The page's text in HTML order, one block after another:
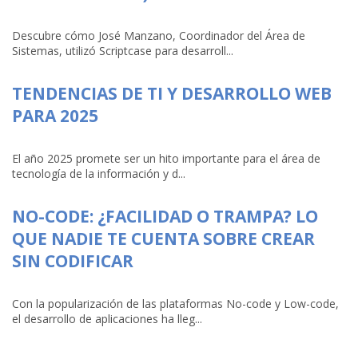
Descubre cómo José Manzano, Coordinador del Área de
Sistemas, utilizó Scriptcase para desarroll...
TENDENCIAS DE TI Y DESARROLLO WEB
PARA 2025
El año 2025 promete ser un hito importante para el área de
tecnología de la información y d...
NO-CODE: ¿FACILIDAD O TRAMPA? LO
QUE NADIE TE CUENTA SOBRE CREAR
SIN CODIFICAR
Con la popularización de las plataformas No-code y Low-code,
el desarrollo de aplicaciones ha lleg...